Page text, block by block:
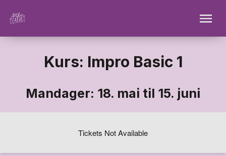
Kurs: Impro Basic 1
Mandager: 18. mai til 15. juni
Tickets Not Available